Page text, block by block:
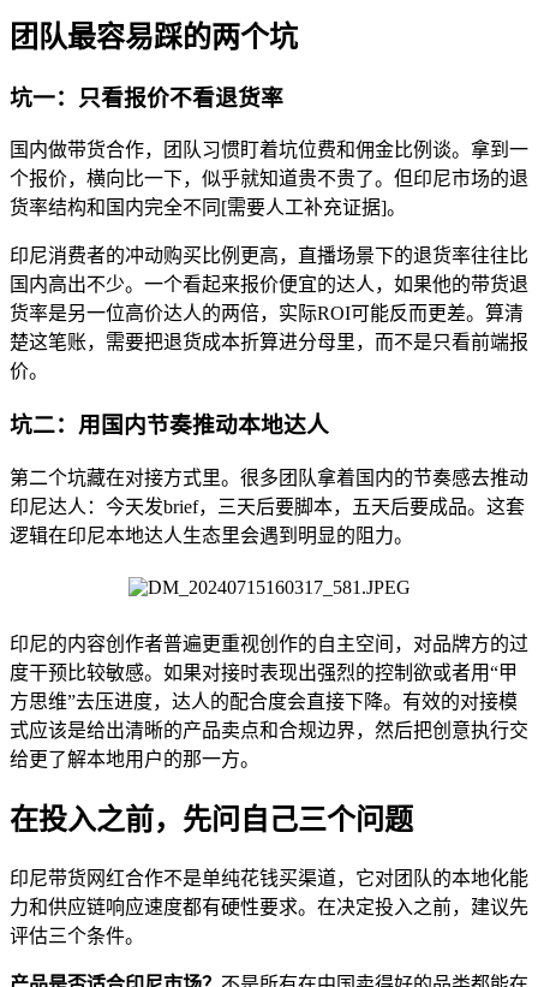
团队最容易踩的两个坑
坑一：只看报价不看退货率
国内做带货合作，团队习惯盯着坑位费和佣金比例谈。拿到一
个报价，横向比一下，似乎就知道贵不贵了。但印尼市场的退
货率结构和国内完全不同[需要人工补充证据]。
印尼消费者的冲动购买比例更高，直播场景下的退货率往往比
国内高出不少。一个看起来报价便宜的达人，如果他的带货退
货率是另一位高价达人的两倍，实际ROI可能反而更差。算清
楚这笔账，需要把退货成本折算进分母里，而不是只看前端报
价。
坑二：用国内节奏推动本地达人
第二个坑藏在对接方式里。很多团队拿着国内的节奏感去推动
印尼达人：今天发brief，三天后要脚本，五天后要成品。这套
逻辑在印尼本地达人生态里会遇到明显的阻力。
印尼的内容创作者普遍更重视创作的自主空间，对品牌方的过
度干预比较敏感。如果对接时表现出强烈的控制欲或者用“甲
方思维”去压进度，达人的配合度会直接下降。有效的对接模
式应该是给出清晰的产品卖点和合规边界，然后把创意执行交
给更了解本地用户的那一方。
在投入之前，先问自己三个问题
印尼带货网红合作不是单纯花钱买渠道，它对团队的本地化能
力和供应链响应速度都有硬性要求。在决定投入之前，建议先
评估三个条件。